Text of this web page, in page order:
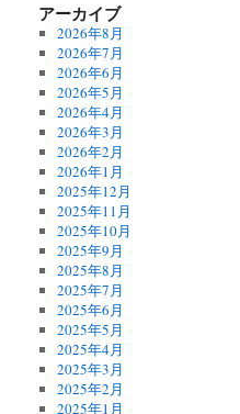
アーカイブ
2026年8月
2026年7月
2026年6月
2026年5月
2026年4月
2026年3月
2026年2月
2026年1月
2025年12月
2025年11月
2025年10月
2025年9月
2025年8月
2025年7月
2025年6月
2025年5月
2025年4月
2025年3月
2025年2月
2025年1月